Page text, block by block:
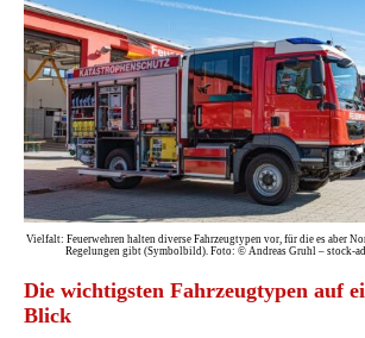
Vielfalt: Feuerwehren halten diverse Fahrzeugtypen vor, für die es aber
Regelungen gibt (Symbolbild). Foto: © Andreas Gruhl – stock-
Die wichtigsten Fahrzeugtypen auf
Blick